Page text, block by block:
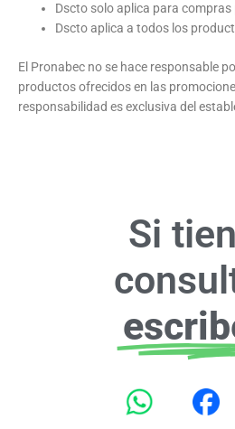
Dscto solo aplica para compras
Dscto aplica a todos los
El Pronabec no se hace responsable
productos ofrecidos en las
responsabilidad es exclusiva del
Si